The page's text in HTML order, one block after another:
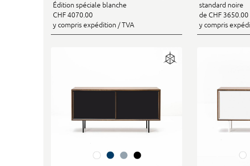
Édition spéciale blanche
CHF 4070.00
y compris expédition / TVA
standard noire
de CHF 3650.00
y compris